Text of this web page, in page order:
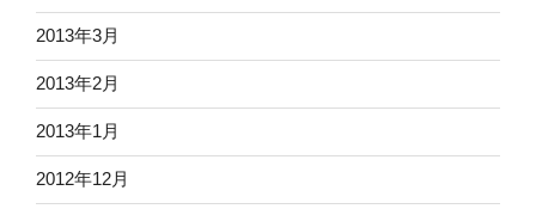
2013年3月
2013年2月
2013年1月
2012年12月